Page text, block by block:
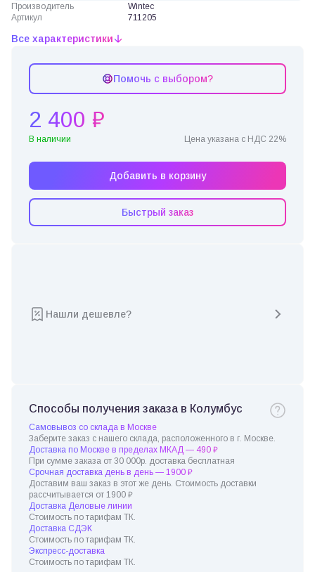
Производитель
Wintec
Артикул
711205
Все характеристики
Помочь с выбором?
2 400 ₽
В наличии Цена указана с НДС 22%
Добавить в корзину
Быстрый заказ
Нашли дешевле?
Способы получения заказа в Колумбус
Самовывоз со склада в Москве
Заберите заказ с нашего склада, расположенного в г. Москве.
Доставка по Москве в пределах МКАД — 490 ₽
При сумме заказа от 30 000р. доставка бесплатная
Срочная доставка день в день — 1900 ₽
Доставим ваш заказ в этот же день. Стоимость доставки
рассчитывается от 1900 ₽
Доставка Деловые линии
Стоимость по тарифам ТК.
Доставка СДЭК
Стоимость по тарифам ТК.
Экспресс-доставка
Стоимость по тарифам ТК.